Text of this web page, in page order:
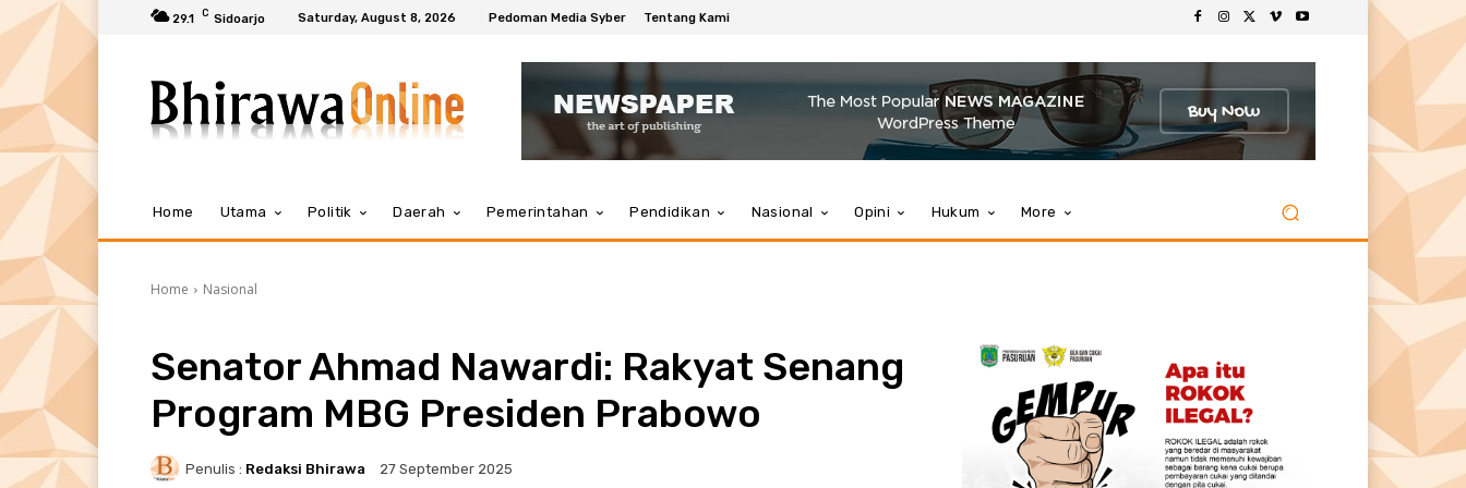
29.1 C Sidoarjo Saturday, August 8, 2026 Pedoman Media Syber Tentang Kami
Home Utama Politik Daerah Pemerintahan Pendidikan Nasional Opini Hukum More
Home Nasional
Senator Ahmad Nawardi: Rakyat Senang
Program MBG Presiden Prabowo
Penulis : Redaksi Bhirawa 27 September 2025